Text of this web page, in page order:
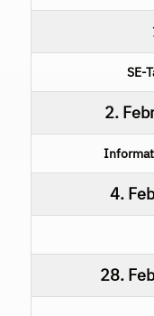
SE-
2.
4.
28.